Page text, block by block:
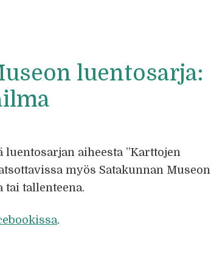
luentosarja:
luentosarjan aiheesta ”Karttojen
myös Satakunnan Museon
tai tallenteena.
.